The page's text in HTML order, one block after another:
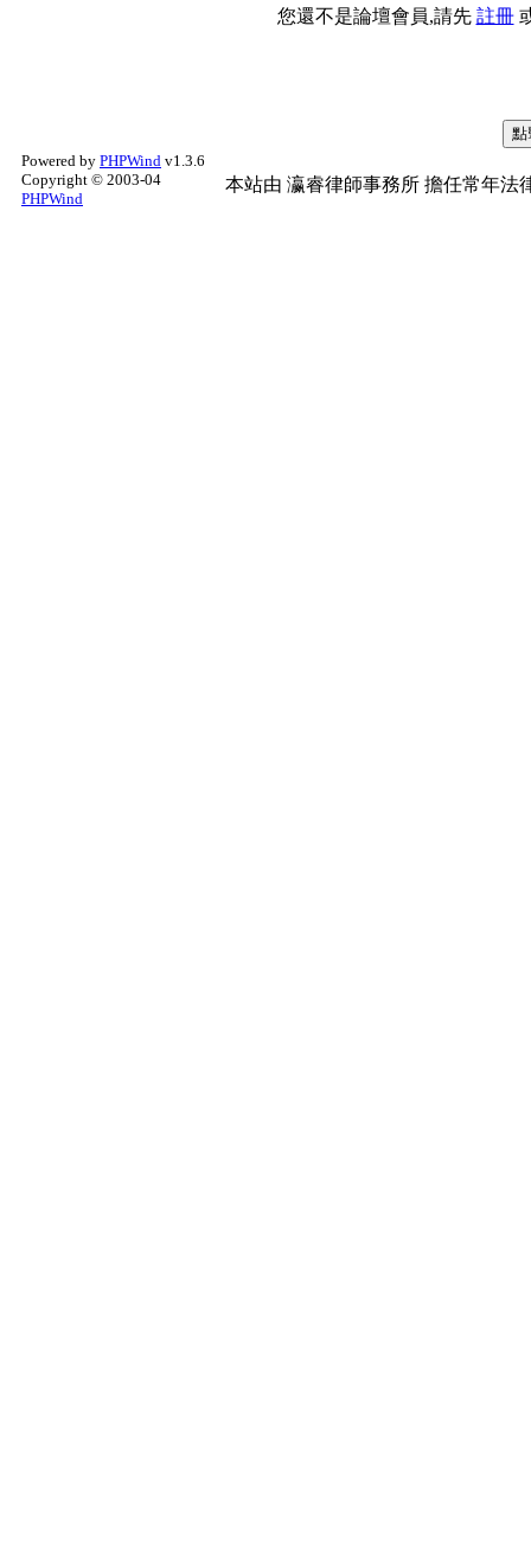
您還不是論壇會員,請先 註冊
Powered by PHPWind v1.3.6
Copyright © 2003-04
PHPWind
本站由 瀛睿律師事務所 擔任常年法